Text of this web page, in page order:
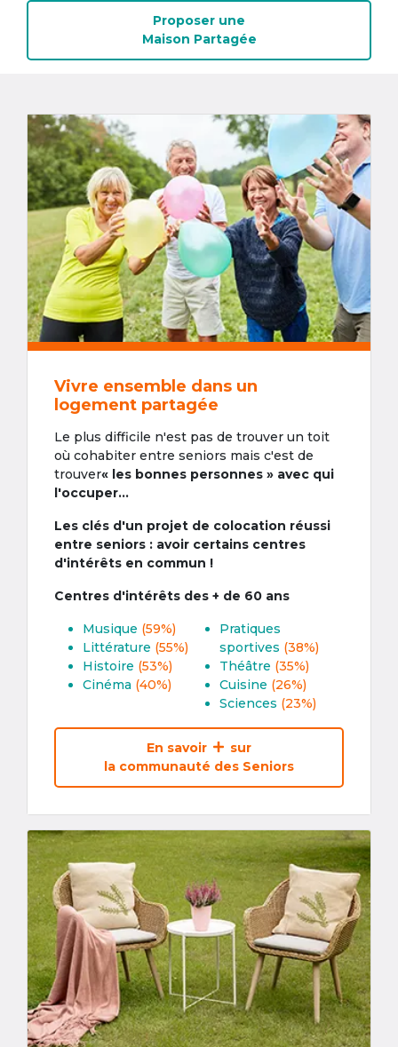
Proposer une
Maison Partagée
Vivre ensemble dans un
logement partagée
Le plus difficile n'est pas de trouver un toit
où cohabiter entre seniors mais c'est de
trouver« les bonnes personnes » avec qui
l'occuper...
Les clés d'un projet de colocation réussi
entre seniors : avoir certains centres
d'intérêts en commun !
Centres d'intérêts des + de 60 ans
Musique (59%)
Littérature (55%)
Histoire (53%)
Cinéma (40%)
Pratiques
sportives (38%)
Théâtre (35%)
Cuisine (26%)
Sciences (23%)
En savoir
sur
la communauté des Seniors